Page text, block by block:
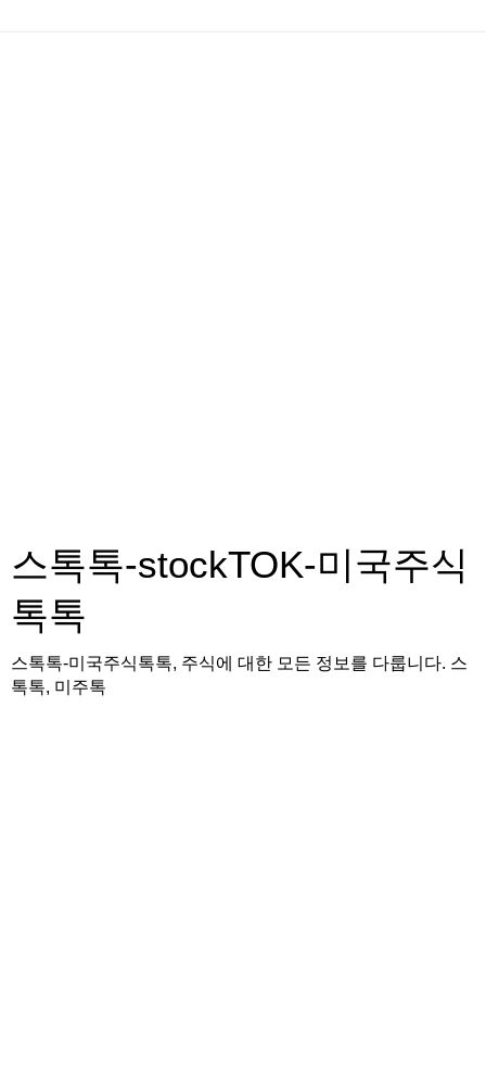
스톡톡-stockTOK-미국주식
톡톡
스톡톡-미국주식톡톡, 주식에 대한 모든 정보를 다룹니다. 스
톡톡, 미주톡